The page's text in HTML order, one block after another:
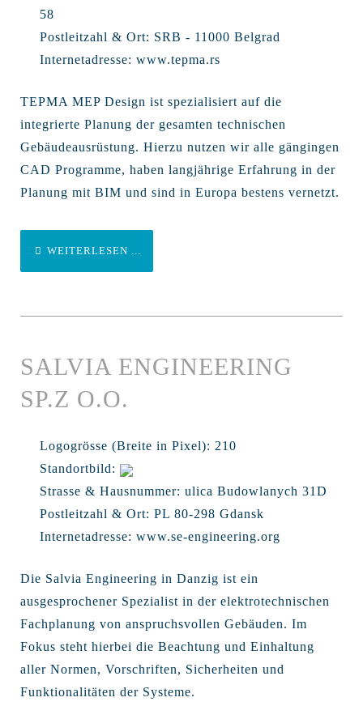
58
Postleitzahl & Ort: SRB - 11000 Belgrad
Internetadresse: www.tepma.rs
TEPMA MEP Design ist spezialisiert auf die
integrierte Planung der gesamten technischen
Gebäudeausrüstung. Hierzu nutzen wir alle gängingen
CAD Programme, haben langjährige Erfahrung in der
Planung mit BIM und sind in Europa bestens vernetzt.
WEITERLESEN ...
SALVIA ENGINEERING
SP.Z O.O.
Logogrösse (Breite in Pixel): 210
Standortbild:
Strasse & Hausnummer: ulica Budowlanych 31D
Postleitzahl & Ort: PL 80-298 Gdansk
Internetadresse: www.se-engineering.org
Die Salvia Engineering in Danzig ist ein
ausgesprochener Spezialist in der elektrotechnischen
Fachplanung von anspruchsvollen Gebäuden. Im
Fokus steht hierbei die Beachtung und Einhaltung
aller Normen, Vorschriften, Sicherheiten und
Funktionalitäten der Systeme.